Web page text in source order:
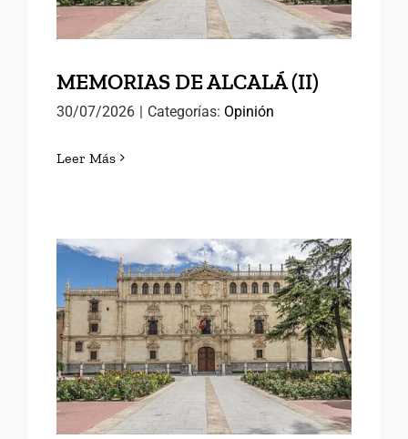
MEMORIAS DE ALCALÁ (II)
30/07/2026 | Categorías: Opinión
Leer Más
MEMORIAS DE ALCALÁ (I)